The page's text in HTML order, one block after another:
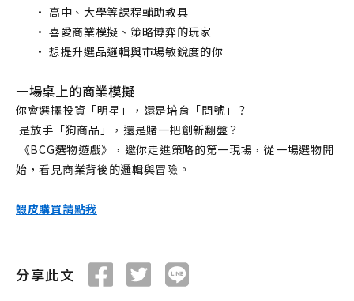
高中、大學等課程輔助教具
喜愛商業模擬、策略博弈的玩家
想提升選品邏輯與市場敏銳度的你
一場桌上的商業模擬
你會選擇投資「明星」，還是培育「問號」？
是放手「狗商品」，還是賭一把創新翻盤？
始，看見商業背後的邏輯與冒險。
蝦皮購買請點我
分享此文